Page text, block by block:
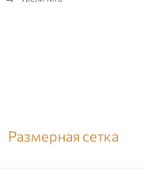
Размерная сетка